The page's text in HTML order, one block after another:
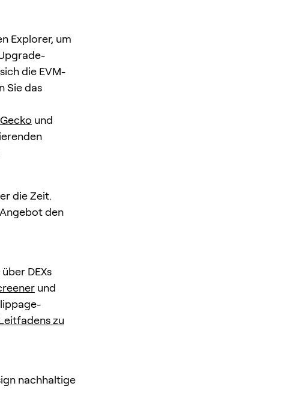
Explorer, um
die EVM-
Sie das
und
die Zeit.
den
DEXs
und
zu
nachhaltige